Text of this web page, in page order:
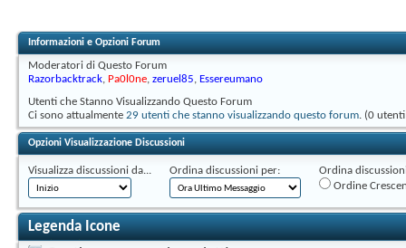
Informazioni e Opzioni Forum
Moderatori di Questo Forum
Razorbacktrack, Pa0l0ne, zeruel85, Essereumano
Utenti che Stanno Visualizzando Questo Forum
Ci sono attualmente 29 utenti che stanno visualizzando questo forum. (0
Opzioni Visualizzazione Discussioni
Visualizza discussioni da... Ordina discussioni per:
Ordina
Ordine
Legenda Icone